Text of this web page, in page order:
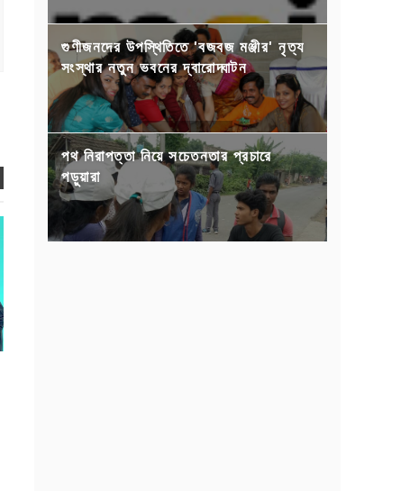
গুণীজনদের উপস্থিতিতে 'বজবজ মঞ্জীর' নৃত্য
সংস্থার নতুন ভবনের দ্বারোদ্ঘাটন
পথ নিরাপত্তা নিয়ে সচেতনতার প্রচারে
পড়ুয়ারা